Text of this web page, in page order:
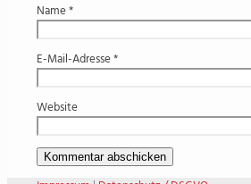
Name*
E-Mail-Adresse*
Website